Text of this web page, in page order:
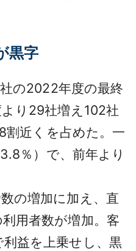
黒字
の2022年度の最終
り29社増え102社
割近くを占めた。一
％）で、前年より
の増加に加え、直
用者数が増加。客
益を上乗せし、黒